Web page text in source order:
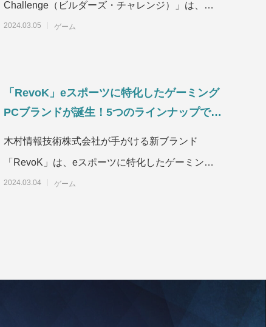
Challenge（ビルダーズ・チャレンジ）」は、メ
タバース上のゲーム
2024.03.05 ゲーム
「RevoK」eスポーツに特化したゲーミング
PCブランドが誕生！5つのラインナップで幅
木村情報技術株式会社が手がける新ブランド
「RevoK」は、eスポーツに特化したゲーミング
PCです。初心者からプロまで、幅広いニーズに対
2024.03.04 ゲーム